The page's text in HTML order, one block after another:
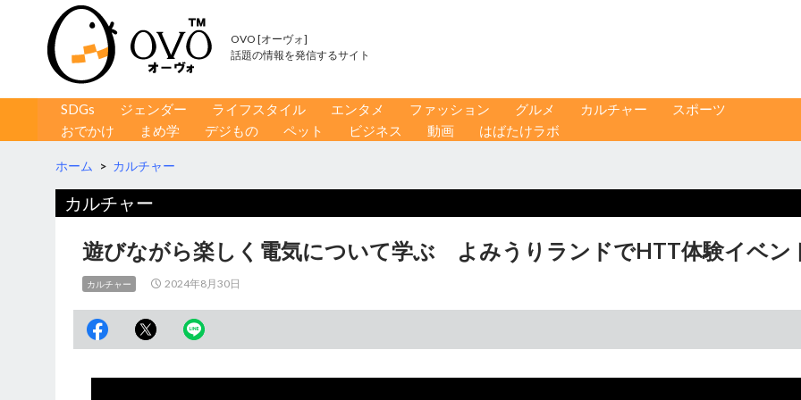
OVO [オーヴォ]
話題の情報を発信するサイト
コンテンツへ移動
SDGs ジェンダー ライフスタイル エンタメ ファッション グルメ カルチャー
スポーツ
おでかけ
まめ学 デジもの ペット ビジネス 動画 はばたけラボ
ホーム > カルチャー
カルチャー
遊びながら楽しく電気について学ぶ よみうりランドでHTT体験イベン
カルチャー 2024年8月30日